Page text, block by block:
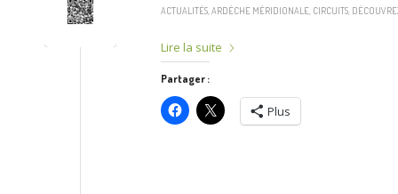
ACTUALITÉS ARDÈCHE MÉRIDIONALE CIRCUITS
Lire la suite
Partager :
Plus